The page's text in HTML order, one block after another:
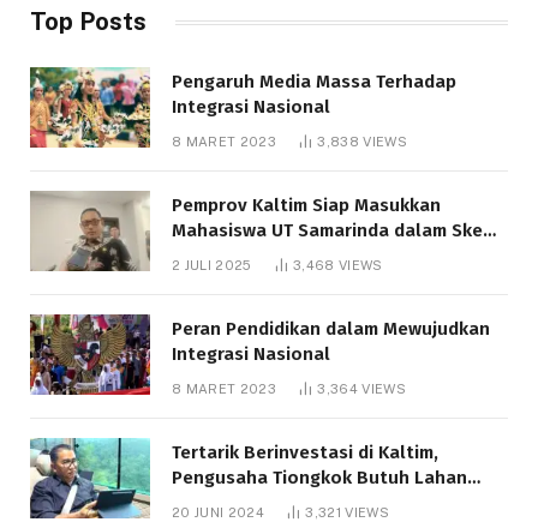
Top Posts
Pengaruh Media Massa Terhadap
Integrasi Nasional
8 MARET 2023 3,838VIEWS
Pemprov Kaltim Siap Masukkan
Mahasiswa UT Samarinda dalam Skema
Bantuan Pendidikan Gratispol
2 JULI 2025 3,468 VIEWS
Peran Pendidikan dalam Mewujudkan
Integrasi Nasional
8 MARET 2023 3,364VIEWS
Tertarik Berinvestasi di Kaltim,
Pengusaha Tiongkok Butuh Lahan
1.000 Hektare
20 JUNI 2024 3,321VIEWS